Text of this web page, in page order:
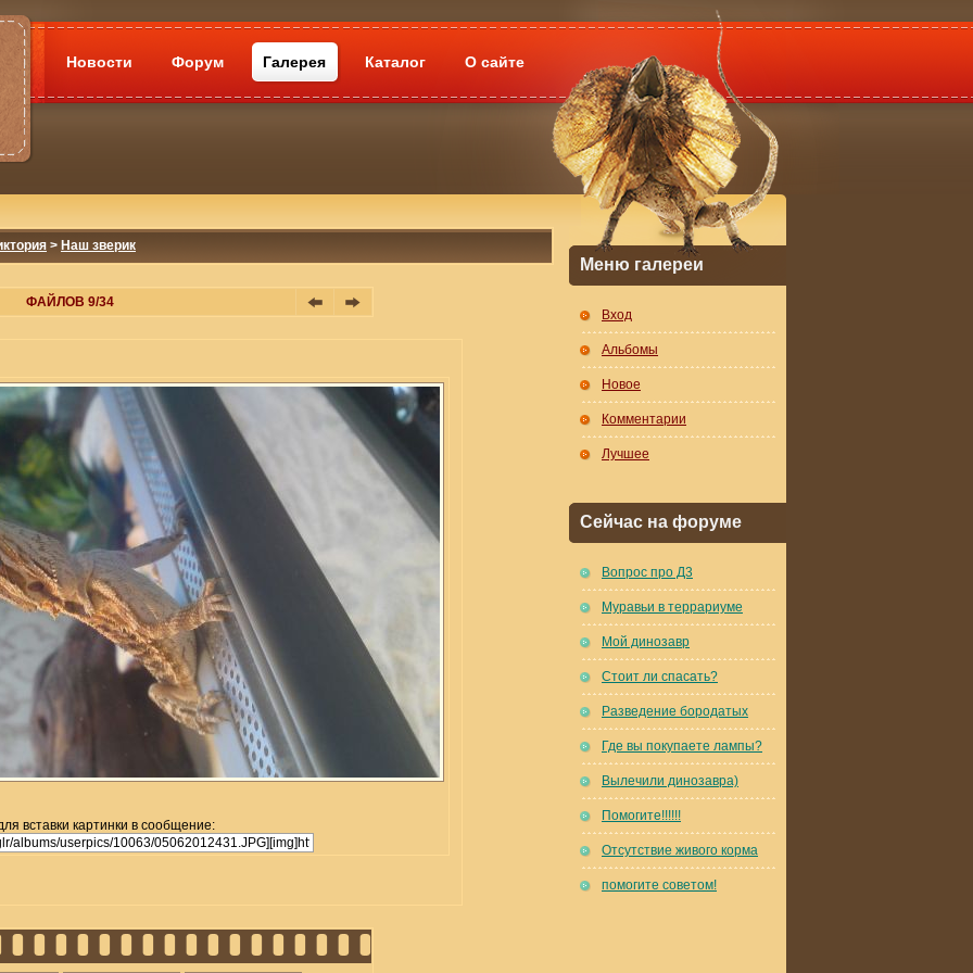
Новости Форум Галерея Каталог О сайте
> Наш зверик
ФАЙЛОВ 9/34
вставки картинки в сообщение:
Меню галереи
Вход
Альбомы
Новое
Комментарии
Лучшее
Сейчас на форуме
Вопрос про Д3
Муравьи в террариуме
Мой динозавр
Стоит ли спасать?
Разведение бородатых
Где вы покупаете лампы?
Вылечили динозавра)
Помогите!!!!!!
Отсутствие живого корма
помогите советом!